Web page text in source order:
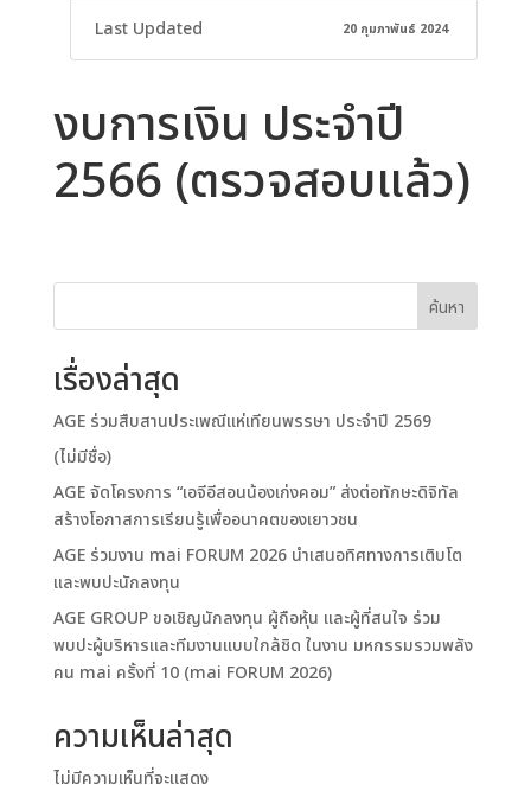
Last Updated 20 กุมภาพันธ์ 2024
งบการเงิน ประจำปี
2566 (ตรวจสอบแล้ว)
ค้นหา
เรื่องล่าสุด
AGE ร่วมสืบสานประเพณีแห่เทียนพรรษา ประจำปี 2569
(ไม่มีชื่อ)
AGE จัดโครงการ “เอจีอีสอนน้องเก่งคอม” ส่งต่อทักษะดิจิทัล
สร้างโอกาสการเรียนรู้เพื่ออนาคตของเยาวชน
AGE ร่วมงาน mai FORUM 2026 นำเสนอทิศทางการเติบโต
และพบปะนักลงทุน
AGE GROUP ขอเชิญนักลงทุน ผู้ถือหุ้น และผู้ที่สนใจ ร่วม
พบปะผู้บริหารและทีมงานแบบใกล้ชิด ในงาน มหกรรมรวมพลัง
คน mai ครั้งที่ 10 (mai FORUM 2026)
ความเห็นล่าสุด
ไม่มีความเห็นที่จะแสดง